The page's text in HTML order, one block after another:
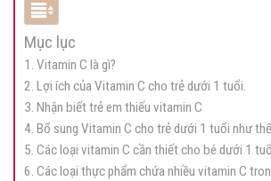
Mục lục
1. Vitamin C là gì?
2. Lợi ích của Vitamin C cho trẻ dưới 1 tuổi.
3. Nhận biết trẻ em thiếu vitamin C
4. Bổ sung Vitamin C cho trẻ dưới 1 tuổi như
5. Các loại vitamin C cần thiết cho bé dưới 1
6. Các loại thực phẩm chứa nhiều vitamin C